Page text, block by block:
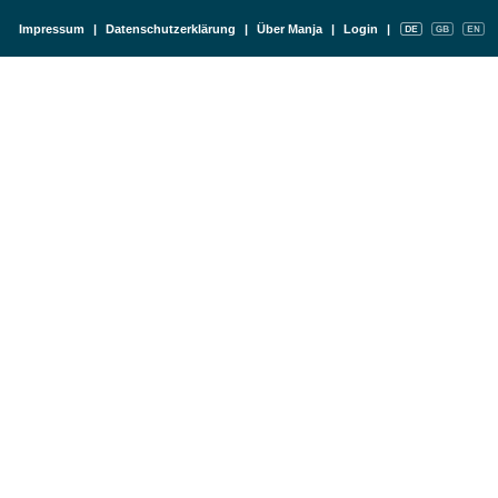
Impressum | Datenschutzerklärung | Über Manja | Login |